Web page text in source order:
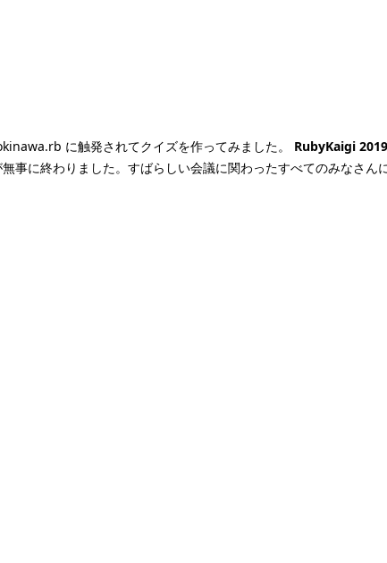
に触発されてクイズを作ってみました。 RubyKaigi
に終わりました。すばらしい会議に関わったすべてのみなさん